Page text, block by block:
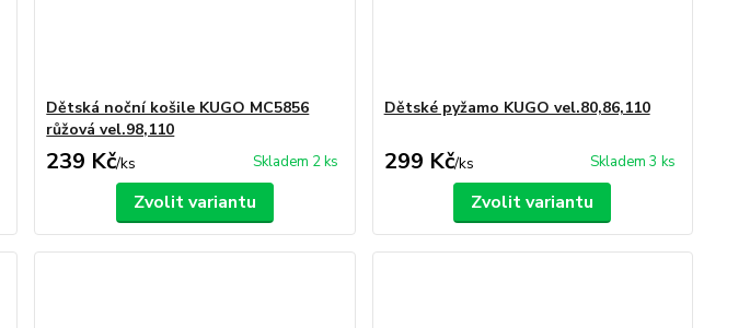
Dětská noční košile KUGO MC5856
růžová vel.98,110
239 Kč/ks Skladem 2 ks
Zvolit variantu
Dětské pyžamo KUGO vel.80,86,110
299 Kč/ks Skladem 3 ks
Zvolit variantu